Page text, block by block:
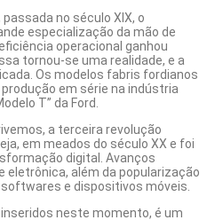
no século XIX, o
especialização da mão de
operacional ganhou
tornou-se uma realidade, e a
Os modelos fabris fordianos
em série na indústria
T” da Ford.
a terceira revolução
em meados do século XX e foi
digital. Avanços
eletrônica, além da popularização
softwares e dispositivos móveis.
neste momento, é um